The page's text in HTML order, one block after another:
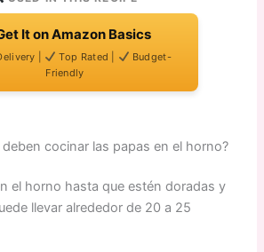
It on Amazon Basics
| Top Rated |
Budget-
Friendly
cocinar las papas en el horno?
el horno hasta que estén doradas y
llevar alrededor de 20 a 25